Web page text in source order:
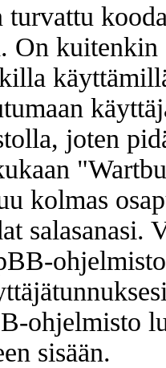
turvattu
On kuitenkin
joten
kolmas
salasanasi.
ohjelmisto
sisään.